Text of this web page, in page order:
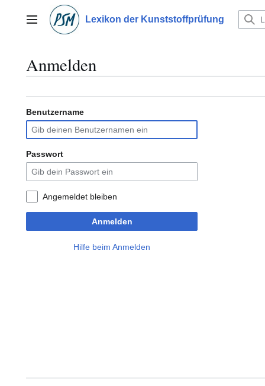
springenHauptmenü Lexikon der Kunststoffprüfung
Anmelden
Benutzername
Passwort
Angemeldet bleiben
Anmelden
Hilfe beim Anmelden